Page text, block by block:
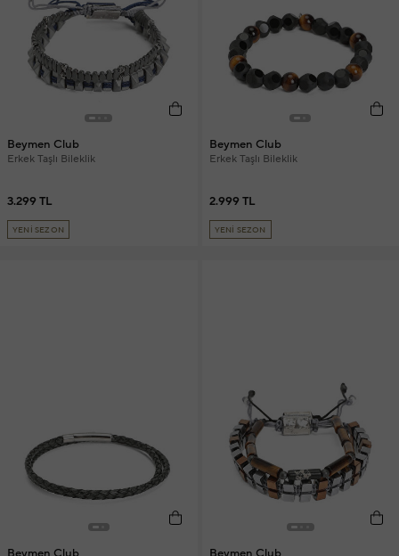
Beymen Club
Erkek Taşlı Bileklik
3.299 TL
YENİ SEZON
Beymen Club
Erkek Taşlı Bileklik
2.999 TL
YENİ SEZON
Beymen Club Beymen Club